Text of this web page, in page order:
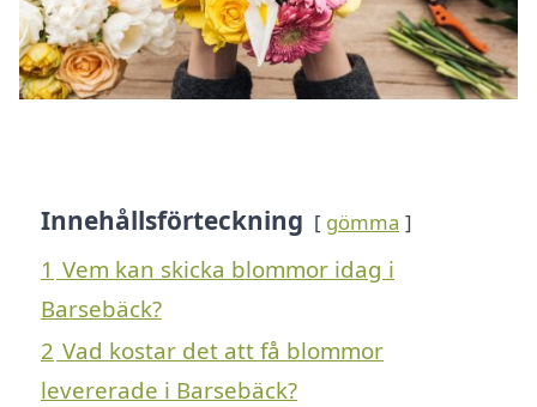
Innehållsförteckning gömma
1 Vem kan skicka blommor idag i
Barsebäck?
2 Vad kostar det att få blommor
levererade i Barsebäck?